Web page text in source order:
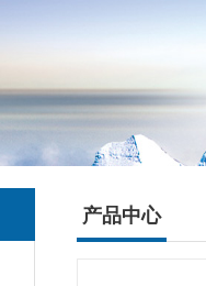
产品中心